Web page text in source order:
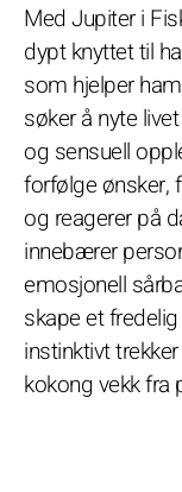
Med Jupiter i
dypt knyttet til
som hjelper
søker å nyte
og sensuell
forfølge ønsker,
og reagerer på
innebærer
emosjonell
skape et
instinktivt
kokong vekk fra